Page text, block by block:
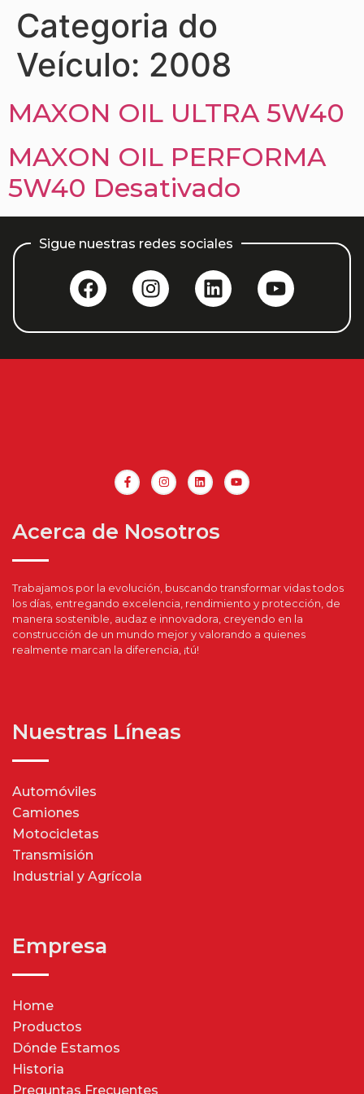
Categoria do
Veículo: 2008
MAXON OIL ULTRA 5W40
MAXON OIL PERFORMA
5W40 Desativado
Sigue nuestras redes sociales
Acerca de Nosotros
Trabajamos por la evolución, buscando transformar vidas todos
los días, entregando excelencia, rendimiento y protección, de
manera sostenible, audaz e innovadora, creyendo en la
construcción de un mundo mejor y valorando a quienes
realmente marcan la diferencia, ¡tú!
Nuestras Líneas
Automóviles
Camiones
Motocicletas
Transmisión
Industrial y Agrícola
Empresa
Home
Productos
Dónde Estamos
Historia
Preguntas Frecuentes